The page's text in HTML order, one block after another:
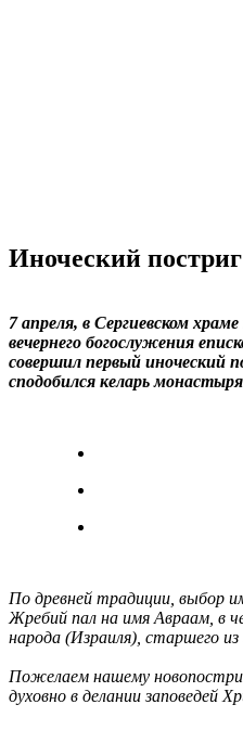
Иноческий
7 апреля, в Сергиевском
вечернего богослужения
совершил первый иноческий
сподобился келарь
По древней традиции, выбор
Жребий пал на имя Авраам, в
народа (Израиля), старшего из
Пожелаем нашему
духовно в делании заповедей